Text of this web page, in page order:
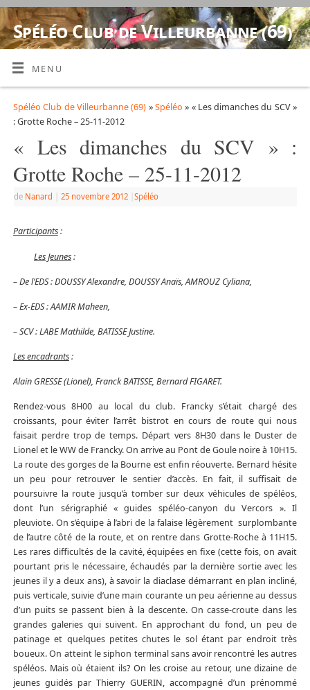
Spéléo Club de Villeurbanne (69)
SPÉLÉO, CANYONISME, ESCALADE
MENU
Spéléo Club de Villeurbanne (69) »Spéléo » « Les dimanches du SCV »
: Grotte Roche – 25-11-2012
« Les dimanches du SCV » :
Grotte Roche – 25-11-2012
de Nanard 25 novembre 2012 Spéléo
Participants:
Les Jeunes:
– De l’EDS : DOUSSY Alexandre, DOUSSY Anaïs, AMROUZ Cyliana,
– Ex-EDS : AAMIR Maheen,
– SCV : LABE Mathilde, BATISSE Justine.
Les encadrants:
Alain GRESSE (Lionel), Franck BATISSE, Bernard FIGARET.
Rendez-vous 8H00 au local du club. Francky s’était chargé des
croissants, pour éviter l’arrêt bistrot en cours de route qui nous
faisait perdre trop de temps. Départ vers 8H30 dans le Duster de
Lionel et le WW de Francky. On arrive au Pont de Goule noire à 10H15.
La route des gorges de la Bourne est enfin réouverte. Bernard hésite
un peu pour retrouver le sentier d’accès. En fait, il suffisait de
poursuivre la route jusqu’à tomber sur deux véhicules de spéléos,
dont l’un sérigraphié « guides spéléo-canyon du Vercors ». Il
pleuviote. On s’équipe à l’abri de la falaise légèrement surplombante
de l’autre côté de la route, et on rentre dans Grotte-Roche à 11H15.
Les rares difficultés de la cavité, équipées en fixe (cette fois, on avait
pourtant pris le nécessaire, échaudés par la dernière sortie avec les
jeunes il y a deux ans), à savoir la diaclase démarrant en plan incliné,
puis verticale, suivie d’une main courante un peu aérienne au dessus
d’un puits se passent bien à la descente. On casse-croute dans les
grandes galeries qui suivent. En approchant du fond, un peu de
patinage et quelques petites chutes le sol étant par endroit très
boueux. On atteint le siphon terminal sans avoir rencontré les autres
spéléos. Mais où étaient ils? On les croise au retour, une dizaine de
jeunes guidés par Thierry GUERIN, accompagné d’un prénommé